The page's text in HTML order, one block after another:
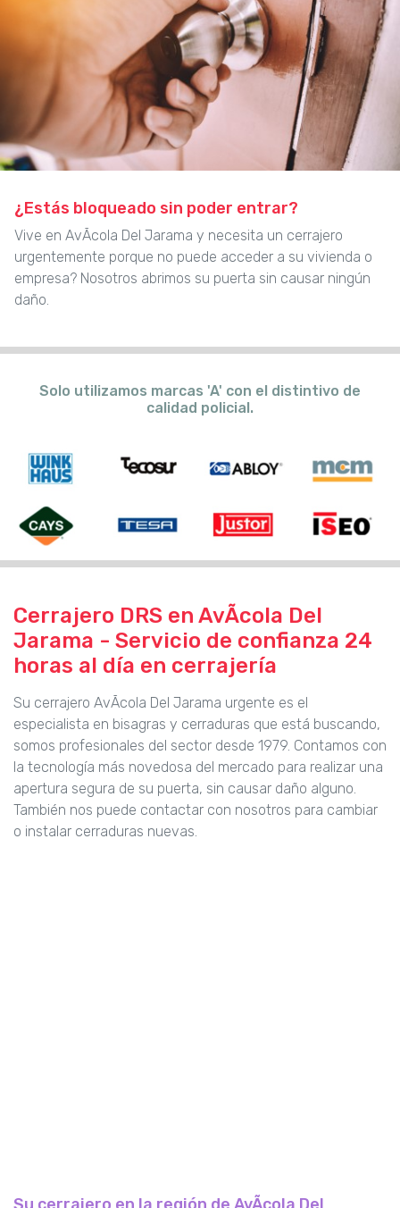
¿Estás bloqueado sin poder entrar?
Vive en AvÃcola Del Jarama y necesita un cerrajero
urgentemente porque no puede acceder a su vivienda o
empresa? Nosotros abrimos su puerta sin causar ningún
daño.
Solo utilizamos marcas 'A' con el distintivo de
calidad policial.
Cerrajero DRS en AvÃcola Del
Jarama - Servicio de confianza 24
horas al día en cerrajería
Su cerrajero AvÃcola Del Jarama urgente es el
especialista en bisagras y cerraduras que está buscando,
somos profesionales del sector desde 1979. Contamos con
la tecnología más novedosa del mercado para realizar una
apertura segura de su puerta, sin causar daño alguno.
También nos puede contactar con nosotros para cambiar
o instalar cerraduras nuevas.